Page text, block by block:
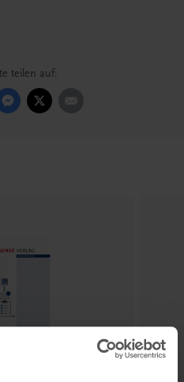
teilen auf: